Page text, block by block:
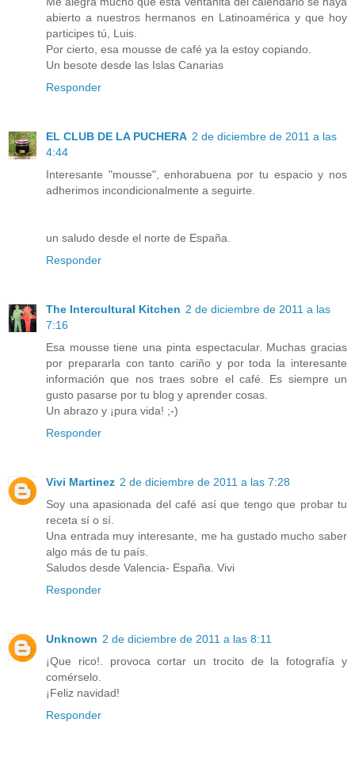
abierto a nuestros hermanos en Latinoamérica y que hoy
participes tú, Luis.
Por cierto, esa mousse de café ya la estoy copiando.
Un besote desde las Islas Canarias
Responder
EL CLUB DE LA PUCHERA 2 de diciembre de 2011 a las
4:44
Interesante "mousse", enhorabuena por tu espacio y nos
adherimos incondicionalmente a seguirte.
un saludo desde el norte de España.
Responder
The Intercultural Kitchen 2 de diciembre de 2011 a las
7:16
Esa mousse tiene una pinta espectacular. Muchas gracias
por prepararla con tanto cariño y por toda la interesante
información que nos traes sobre el café. Es siempre un
gusto pasarse por tu blog y aprender cosas.
Un abrazo y ¡pura vida! ;-)
Responder
Vivi Martinez 2 de diciembre de 2011 a las 7:28
Soy una apasionada del café así que tengo que probar tu
receta sí o sí.
Una entrada muy interesante, me ha gustado mucho saber
algo más de tu país.
Saludos desde Valencia- España. Vivi
Responder
Unknown 2 de diciembre de 2011 a las 8:11
¡Que rico!. provoca cortar un trocito de la fotografía y
comérselo.
¡Feliz navidad!
Responder